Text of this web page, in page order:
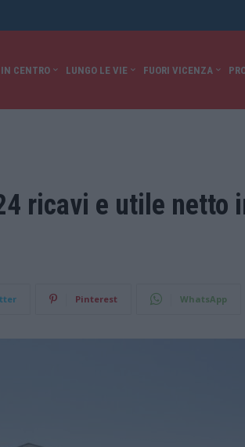
CENTRO LUNGO LE VIE FUORI VICENZA
ricavi e utile netto
Pinterest WhatsApp